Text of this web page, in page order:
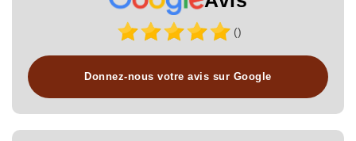
()
Donnez-nous votre avis sur Google